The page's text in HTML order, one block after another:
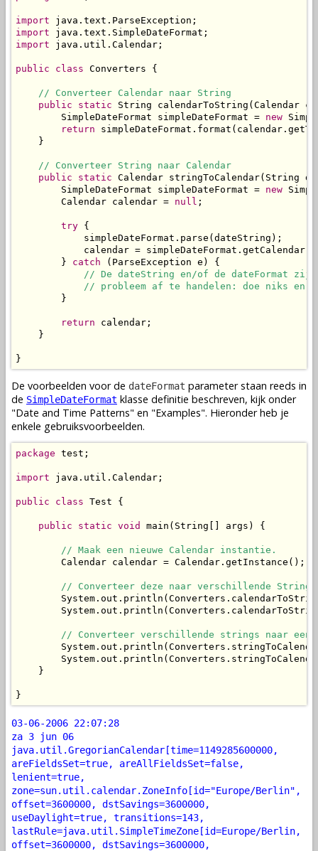
import
import
import java.util.Calendar;
public class Converters {
// Converteer Calendar naar String
public
static String calendarToString(Calendar
        SimpleDateFormat simpleDateFormat =
new
return
    }
// Converteer String naar Calendar
public
static Calendar stringToCalendar(String
        SimpleDateFormat simpleDateFormat =
new
        Calendar calendar =
null ;
try {
            simpleDateFormat.parse(dateString);
calendar =
        }
catch (ParseException e) {
// De dateString en/of de dateFormat
// probleem af te handelen: doe niks en
        }
return calendar;
    }
}
De voorbeelden voor de dateFormat parameter staan reeds in
de SimpleDateFormat klasse definitie beschreven, kijk onder
"Date and Time Patterns" en "Examples". Hieronder heb je
enkele gebruiksvoorbeelden.
package test;
import java.util.Calendar;
public class Test {
public static void main(String[] args) {
// Maak een nieuwe Calendar instantie.
        Calendar calendar = Calendar.getInstance();
// Converteer deze naar verschillende
// Converteer verschillende strings naar een
    }
}
03-06-2006 22:07:28
za 3 jun 06
java.util.GregorianCalendar[time=1149285600000,
areFieldsSet=true, areAllFieldsSet=false,
lenient=true,
zone=sun.util.calendar.ZoneInfo[id="Europe/Berlin",
offset=3600000, dstSavings=3600000,
useDaylight=true, transitions=143,
lastRule=java.util.SimpleTimeZone[id=Europe/Berlin,
offset=3600000, dstSavings=3600000,